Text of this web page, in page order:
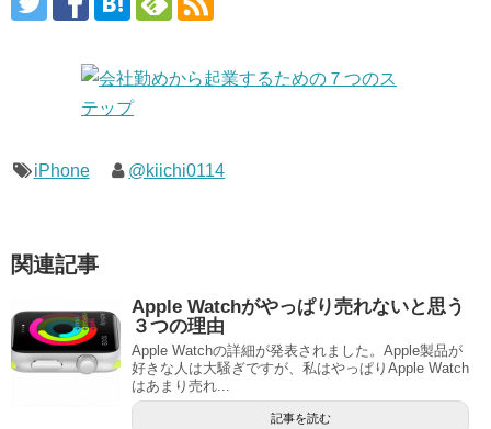
iPhone @kiichi0114
関連記事
Apple Watchがやっぱり売れないと思う
３つの理由
Apple Watchの詳細が発表されました。Apple製品が
好きな人は大騒ぎですが、私はやっぱりApple Watch
はあまり売れ...
記事を読む